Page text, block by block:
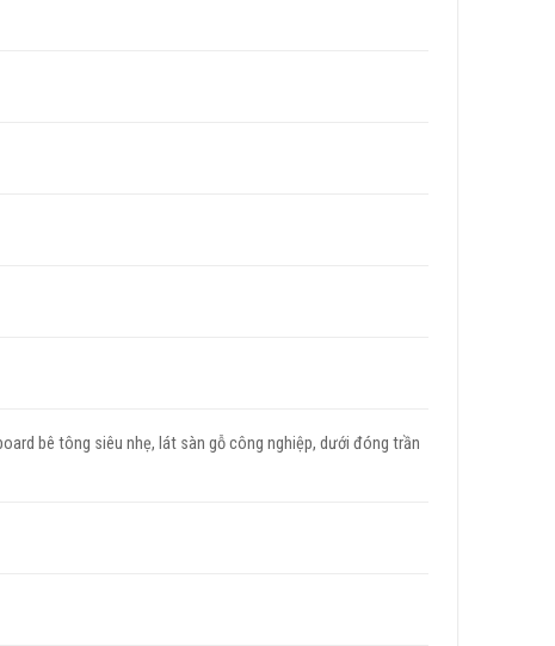
bê tông siêu nhẹ, lát sàn gỗ công nghiệp, dưới đóng trần